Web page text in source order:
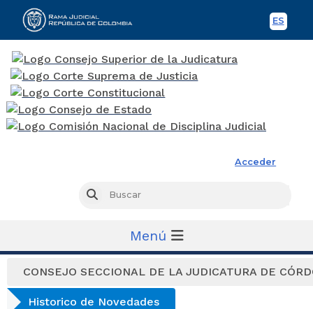
ES
Acceder
Buscar
Menú
CONSEJO SECCIONAL DE LA JUDICATURA DE
Historico de Novedades